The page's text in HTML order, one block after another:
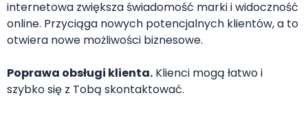
internetowa zwiększa świadomość marki i widoczność
online. Przyciąga nowych potencjalnych klientów, a to
otwiera nowe możliwości biznesowe.
Poprawa obsługi klienta. Klienci mogą łatwo i
szybko się z Tobą skontaktować.